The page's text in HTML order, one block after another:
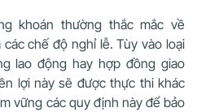
khoán thường thắc mắc về
chế độ nghỉ lễ. Tùy vào loại
lao động hay hợp đồng giao
lợi này sẽ được thực thi khác
vững các quy định này để bảo